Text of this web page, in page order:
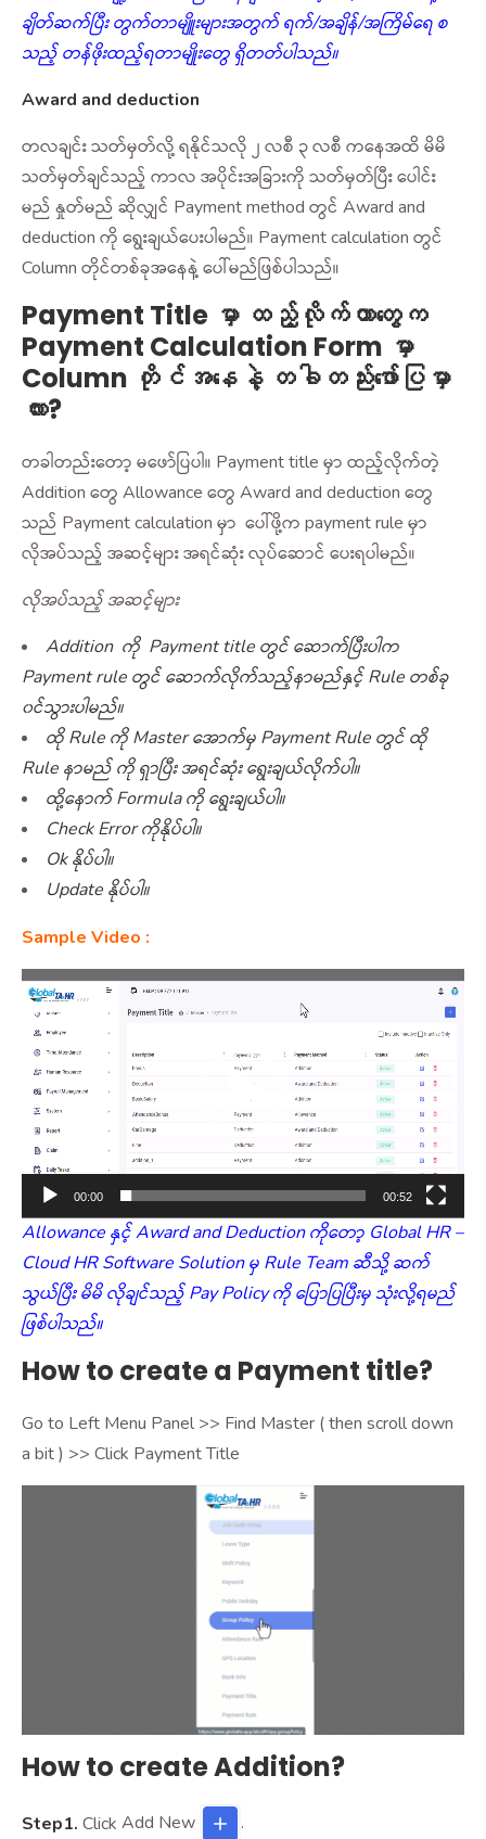
ချိတ်ဆက်ပြီး တွက်တာမျိူးများအတွက် ရက်/အချိန်/အကြိမ်ရေ စ
သည့် တန်ဖိုးထည့်ရတာမျိုးတွေ ရှိတတ်ပါသည်။
Award and deduction
တလချင်း သတ်မှတ်လို့ ရနိုင်သလို ၂ လစီ ၃ လစီ ကနေအထိ မိမိ
သတ်မှတ်ချင်သည့် ကာလ အပိုင်းအခြားကို သတ်မှတ်ပြီး ပေါင်း
မည် နှုတ်မည် ဆိုလျှင် Payment method တွင် Award and
deduction ကို ရွေးချယ်ပေးပါမည်။ Payment calculation တွင်
Column တိုင်တစ်ခုအနေနဲ့ ပေါ်မည်ဖြစ်ပါသည်။
Payment Title မှာ ထည့်လိုက်တာတွေက
Payment Calculation Form မှာ
Column တိုင်အနေနဲ့ တခါတည်းဖော်ပြမှာ
လား?
တခါတည်းတော့ မဖော်ပြပါ။ Payment title မှာ ထည့်လိုက်တဲ့
Addition တွေ Allowance တွေ Award and deduction တွေ
သည် Payment calculation မှာ ပေါ်ဖို့က payment rule မှာ
လိုအပ်သည့် အဆင့်များ အရင်ဆုံး လုပ်ဆောင် ပေးရပါမည်။
လိုအပ်သည့် အဆင့်များ
Addition ကို Payment title တွင် ဆောက်ပြီးပါက
Payment rule တွင် ဆောက်လိုက်သည့်နာမည်နှင့် Rule တစ်ခု
၀င်သွားပါမည်။
ထို Rule ကို Master အောက်မှ Payment Rule တွင် ထို
Rule နာမည် ကို ရှာပြီး အရင်ဆုံး ရွေးချယ်လိုက်ပါ။
ထို့နောက် Formula ကို ရွေးချယ်ပါ။
Check Error ကိုနိုပ်ပါ။
Ok နိုပ်ပါ။
Update နိုပ်ပါ။
Sample Video :
Video
Player
00:00 00:52
Allowance နှင့် Award and Deduction ကိုတော့ Global HR –
Cloud HR Software Solution မှ Rule Team ဆီသို့ ဆက်
သွယ်ပြီး မိမိ လိုချင်သည့် Pay Policy ကို ပြောပြပြီးမှ သုံးလို့ရမည်
ဖြစ်ပါသည်။
How to create a Payment title?
Go to Left Menu Panel >> Find Master ( then scroll down
a bit ) >> Click Payment Title
How to create Addition?
Step1. Click Add New .